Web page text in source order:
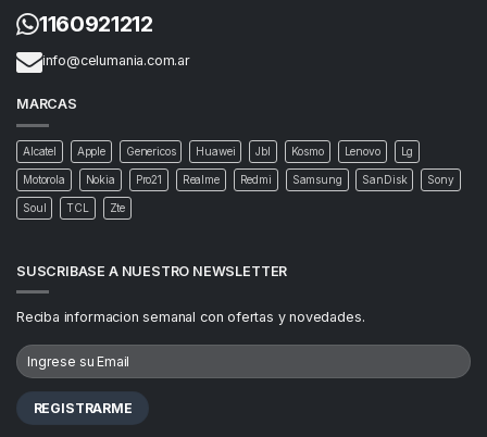
1160921212
info@celumania.com.ar
MARCAS
Alcatel Apple Genericos Huawei Jbl Kosmo Lenovo Lg
Motorola Nokia Pro21 Realme Redmi Samsung SanDisk Sony
Soul TCL Zte
SUSCRIBASE A NUESTRO NEWSLETTER
Reciba informacion semanal con ofertas y novedades.